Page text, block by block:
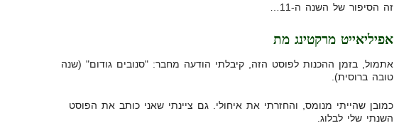
זה הסיפור של השנה ה-11…
אפיליאייט מרקטינג מת
אתמול, בזמן ההכנות לפוסט הזה, קיבלתי הודעה מחבר: "סנובים גודום" (שנה
טובה ברוסית).
כמובן שהייתי מנומס, והחזרתי את איחולי. גם ציינתי שאני כותב את הפוסט
השנתי שלי לבלוג.